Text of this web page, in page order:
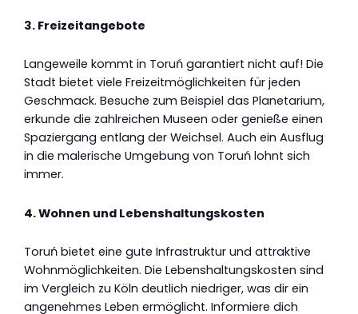
3. Freizeitangebote
Langeweile kommt in Toruń garantiert nicht auf! Die
Stadt bietet viele Freizeitmöglichkeiten für jeden
Geschmack. Besuche zum Beispiel das Planetarium,
erkunde die zahlreichen Museen oder genieße einen
Spaziergang entlang der Weichsel. Auch ein Ausflug
in die malerische Umgebung von Toruń lohnt sich
immer.
4. Wohnen und Lebenshaltungskosten
Toruń bietet eine gute Infrastruktur und attraktive
Wohnmöglichkeiten. Die Lebenshaltungskosten sind
im Vergleich zu Köln deutlich niedriger, was dir ein
angenehmes Leben ermöglicht. Informiere dich